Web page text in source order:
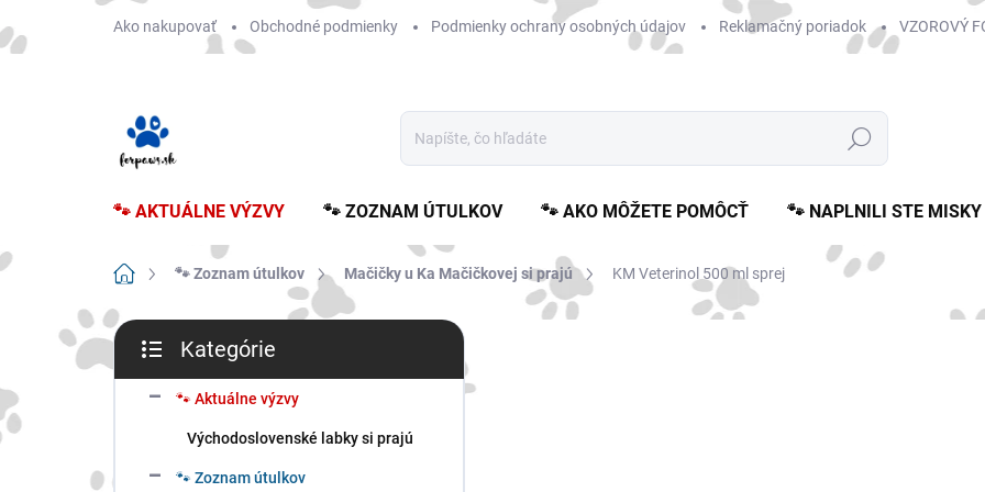
na
obsah
Ako nakupovať Obchodné podmienky Podmienky ochrany osobných údajov Reklamačný poriadok VZOROVÝ
Hľadať
🐾 AKTUÁLNE VÝZVY 🐾 ZOZNAM ÚTULKOV 🐾 AKO MÔŽETE POMÔCŤ 🐾 NAPLNILI STE MISKY
Domov🐾 Zoznam útulkov Mačičky u Ka Mačičkovej si prajú KM Veterinol 500 ml sprej
B
č
a
kategórie
Kategórie
🐾 Aktuálne výzvy
Východoslovenské labky si prajú
🐾 Zoznam útulkov